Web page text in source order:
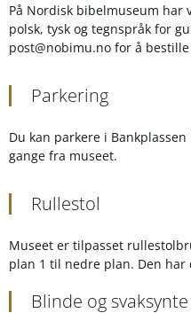
På Nordisk bibelmuseum har
polsk, tysk og tegnspråk for
post@nobimu.no for å
Parkering
Du kan parkere i
gange fra museet.
Rullestol
Museet er tilpasset
plan 1 til nedre plan. Den har
Blinde og svaksynte